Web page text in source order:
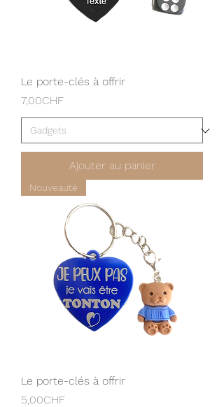
Le porte-clés à offrir
Prix
7,00CHF
Ajouter au panier
Nouveauté
Le porte-clés à offrir
Prix
5,00CHF